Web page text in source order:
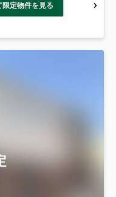
定物件を見る